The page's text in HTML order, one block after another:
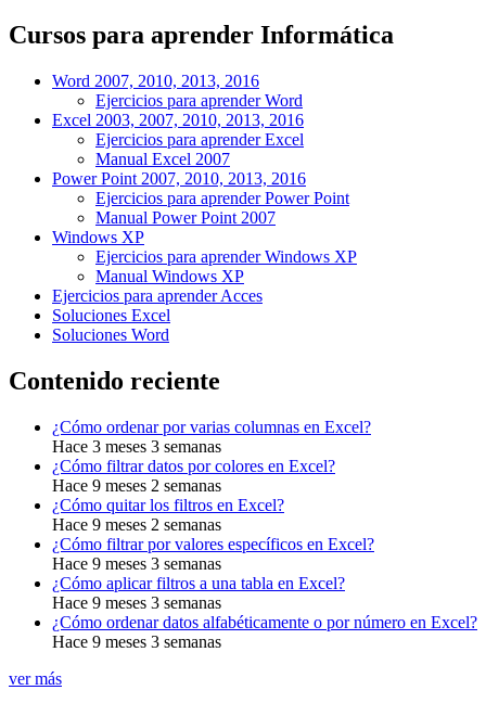
Cursos para aprender Informática
Word 2007, 2010, 2013, 2016
Ejercicios para aprender Word
Excel 2003, 2007, 2010, 2013, 2016
Ejercicios para aprender Excel
Manual Excel 2007
Power Point 2007, 2010, 2013, 2016
Ejercicios para aprender Power Point
Manual Power Point 2007
Windows XP
Ejercicios para aprender Windows XP
Manual Windows XP
Ejercicios para aprender Acces
Soluciones Excel
Soluciones Word
Contenido reciente
¿Cómo ordenar por varias columnas en Excel?
Hace 3 meses 3 semanas
¿Cómo filtrar datos por colores en Excel?
Hace 9 meses 2 semanas
¿Cómo quitar los filtros en Excel?
Hace 9 meses 2 semanas
¿Cómo filtrar por valores específicos en Excel?
Hace 9 meses 3 semanas
¿Cómo aplicar filtros a una tabla en Excel?
Hace 9 meses 3 semanas
¿Cómo ordenar datos alfabéticamente o por número en Excel?
Hace 9 meses 3 semanas
ver más